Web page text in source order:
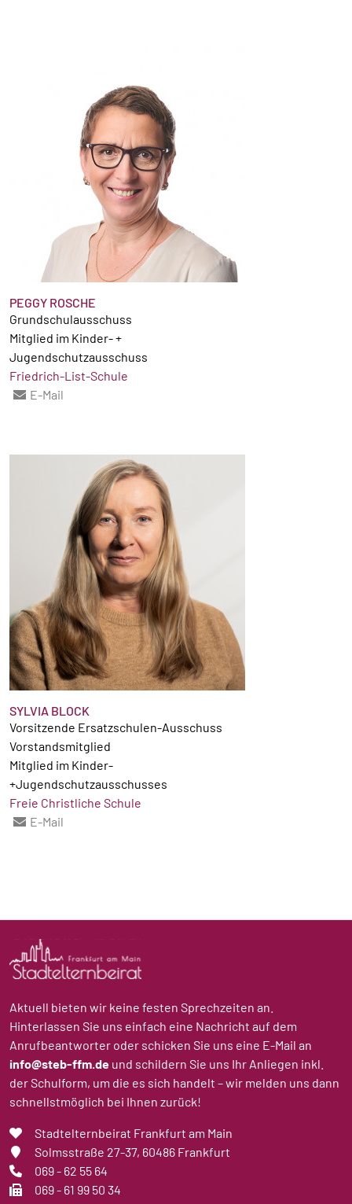
PEGGY ROSCHE
Grundschulausschuss
Mitglied im Kinder- +
Jugendschutzausschuss
Friedrich-List-Schule
E-Mail
SYLVIA BLOCK
Vorsitzende Ersatzschulen-Ausschuss
Vorstandsmitglied
Mitglied im Kinder-
+Jugendschutzausschusses
Freie Christliche Schule
E-Mail
Aktuell bieten wir keine festen Sprechzeiten an.
Hinterlassen Sie uns einfach eine Nachricht auf dem
Anrufbeantworter oder schicken Sie uns eine E-Mail an
info@steb-ffm.de und schildern Sie uns Ihr Anliegen inkl.
der Schulform, um die es sich handelt – wir melden uns dann
schnellstmöglich bei Ihnen zurück!
Stadtelternbeirat Frankfurt am Main
Solmsstraße 27-37, 60486 Frankfurt
069 - 62 55 64
069 - 61 99 50 34